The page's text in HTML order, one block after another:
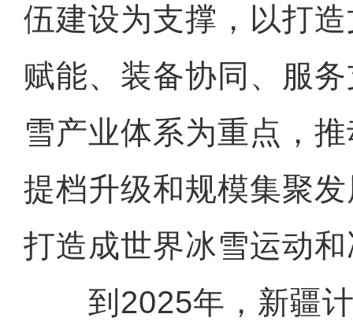
伍建设为支撑，以打
赋能、装备协同、服
雪产业体系为重点，
提档升级和规模集聚
打造成世界冰雪运动
到2025年，新疆计